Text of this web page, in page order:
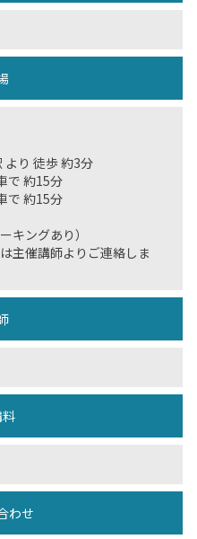
より 徒歩 約3分
で 約15分
で 約15分
キングあり）
主催講師よりご連絡しま
わせ